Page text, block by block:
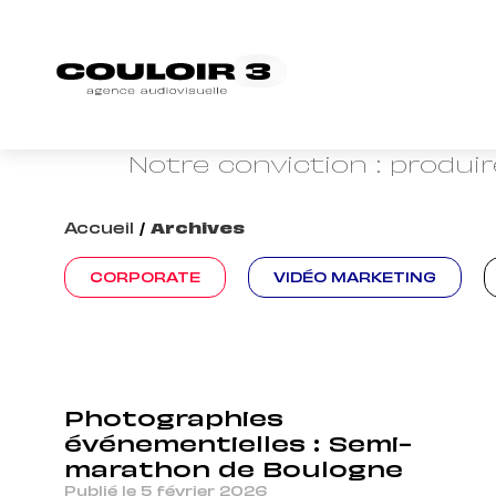
Notre conviction :
Accueil / Archives
CORPORATE VIDÉO MARKETING
Photographies
événementielles : Semi-
marathon de Boulogne
Publié le 5 février 2026